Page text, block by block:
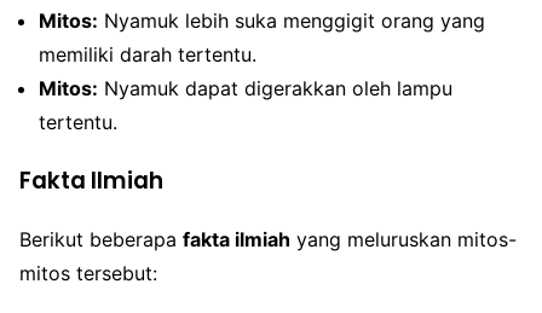
Mitos: Nyamuk lebih suka menggigit orang yang
memiliki darah tertentu.
Mitos: Nyamuk dapat digerakkan oleh lampu
tertentu.
Fakta Ilmiah
Berikut beberapa fakta ilmiah yang meluruskan mitos-
mitos tersebut: